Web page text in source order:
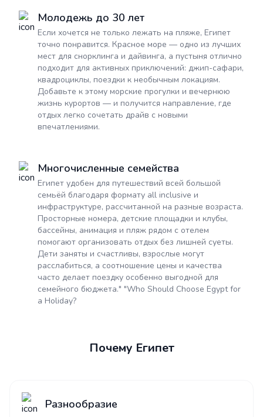
Молодежь до 30 лет
Если хочется не только лежать на пляже, Египет
точно понравится. Красное море — одно из лучших
мест для снорклинга и дайвинга, а пустыня отлично
подходит для активных приключений: джип-сафари,
квадроциклы, поездки к необычным локациям.
Добавьте к этому морские прогулки и вечернюю
жизнь курортов — и получится направление, где
отдых легко сочетать драйв с новыми
впечатлениями.
Многочисленные семейства
Египет удобен для путешествий всей большой
семьёй благодаря формату all inclusive и
инфраструктуре, рассчитанной на разные возраста.
Просторные номера, детские площадки и клубы,
бассейны, анимация и пляж рядом с отелем
помогают организовать отдых без лишней суеты.
Дети заняты и счастливы, взрослые могут
расслабиться, а соотношение цены и качества
часто делает поездку особенно выгодной для
семейного бюджета." "Who Should Choose Egypt for
a Holiday?
Почему Египет
Разнообразие